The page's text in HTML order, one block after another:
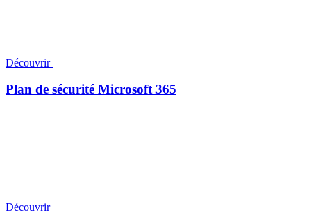
Découvrir
Plan de sécurité Microsoft 365
Découvrir